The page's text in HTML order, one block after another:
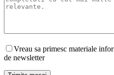
Vreau sa primesc materiale
de newsletter